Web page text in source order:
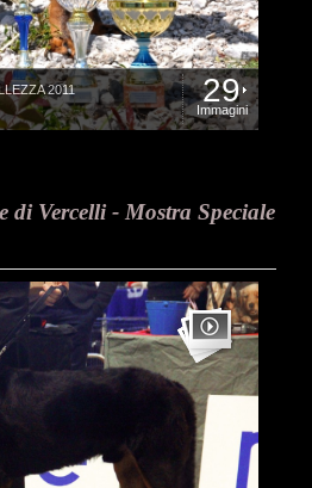
2011 29
Immagini
di Vercelli - Mostra Speciale